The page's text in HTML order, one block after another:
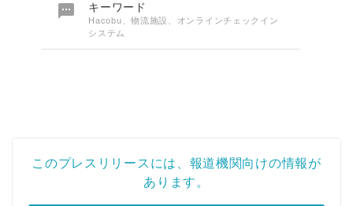
 キーワード
Hacobu、物流施設、オンラインチェックイン
システム
このプレスリリースには、報道機関向けの情報が
あります。